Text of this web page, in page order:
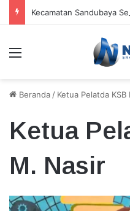
Menu
Beranda / Ketua Pelatda
Ketua
M. Nasir